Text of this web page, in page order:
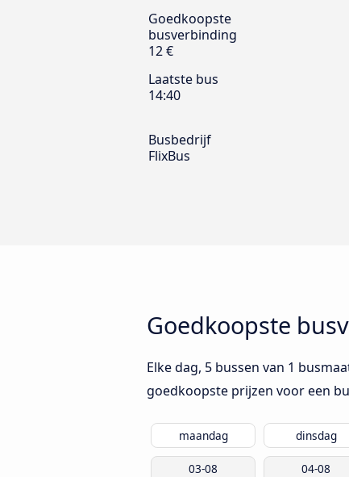
Goedkoopste
busverbinding
12 €
Laatste bus
14:40
Busbedrijf
FlixBus
Goedkoopste
Elke dag, 5 bussen van 1
goedkoopste prijzen voor een
maandag dinsdag
03-08 04-08